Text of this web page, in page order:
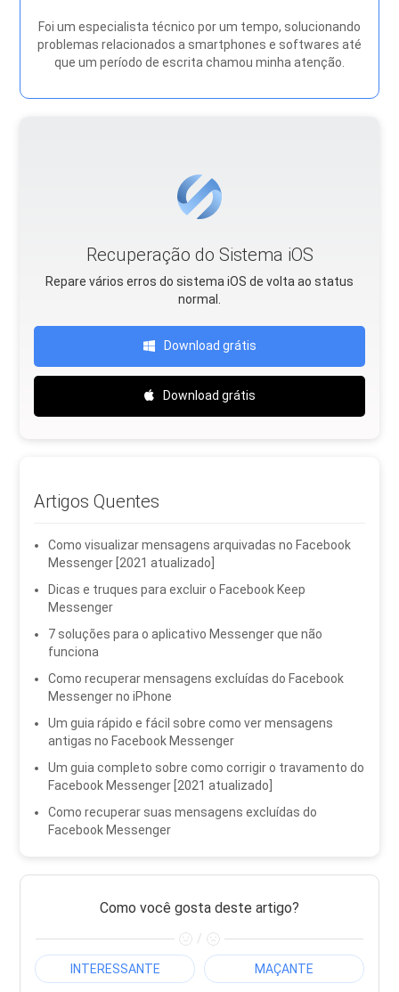
Foi um especialista técnico por um tempo, solucionando
problemas relacionados a smartphones e softwares até
que um período de escrita chamou minha atenção.
Recuperação do Sistema iOS
Repare vários erros do sistema iOS de volta ao status
normal.
Download grátis
Download grátis
Artigos Quentes
Como visualizar mensagens arquivadas no Facebook
Messenger [2021 atualizado]
Dicas e truques para excluir o Facebook Keep
Messenger
7 soluções para o aplicativo Messenger que não
funciona
Como recuperar mensagens excluídas do Facebook
Messenger no iPhone
Um guia rápido e fácil sobre como ver mensagens
antigas no Facebook Messenger
Um guia completo sobre como corrigir o travamento do
Facebook Messenger [2021 atualizado]
Como recuperar suas mensagens excluídas do
Facebook Messenger
Como você gosta deste artigo?
/
INTERESSANTE MAÇANTE